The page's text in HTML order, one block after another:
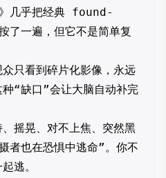
》几乎把经典 found-
一遍，但它不是简单复
众只看到碎片化影像，永远
“缺口”会让大脑自动补完
、摇晃、对不上焦、突然黑
者也在恐惧中逃命”。你不
逃。